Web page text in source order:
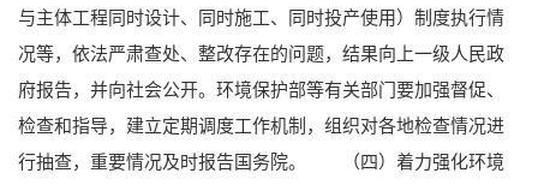
与主体工程同时设计、同时施工、同时投产使用）制度执行情
况等，依法严肃查处、整改存在的问题，结果向上一级人民政
府报告，并向社会公开。环境保护部等有关部门要加强督促、
检查和指导，建立定期调度工作机制，组织对各地检查情况进
行抽查，重要情况及时报告国务院。
（四）着力强化环境